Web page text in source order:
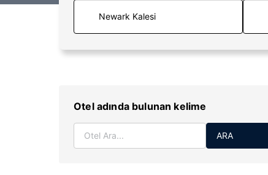
Otel adında bulunan kelime
ARA